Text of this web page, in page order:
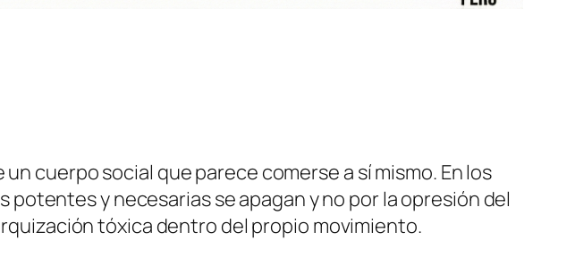
cuerpo social que parece comerse a sí mismo. En los
y necesarias se apagan y no por la opresión del
tóxica dentro del propio movimiento.